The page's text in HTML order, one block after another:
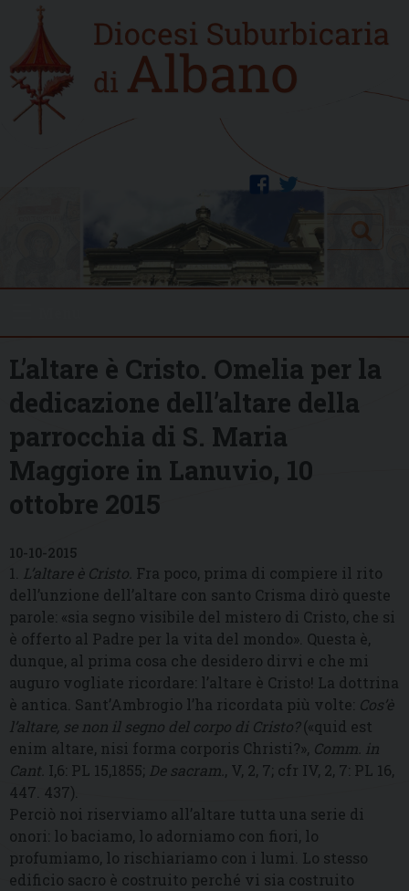
content
Home
new
twitter
facebook
Search
L’altare è Cristo. Omelia per la
dedicazione dell’altare della
parrocchia di S. Maria
Maggiore in Lanuvio, 10
ottobre 2015
10-10-2015
1. L’altare è Cristo. Fra poco, prima di compiere il rito
dell’unzione dell’altare con santo Crisma dirò queste
parole: «sia segno visibile del mistero di Cristo, che si
è offerto al Padre per la vita del mondo». Questa è,
dunque, al prima cosa che desidero dirvi e che mi
auguro vogliate ricordare: l’altare è Cristo! La dottrina
è antica. Sant’Ambrogio l’ha ricordata più volte: Cos’è
l’altare, se non il segno del corpo di Cristo?(«quid est
enim altare, nisi forma corporis Christi?», Comm. in
Cant. I,6: PL 15,1855; De sacram. , V, 2, 7; cfr IV, 2, 7: PL 16,
447. 437).
Perciò noi riserviamo all’altare tutta una serie di
onori: lo baciamo, lo adorniamo con fiori, lo
profumiamo, lo rischiariamo con i lumi. Lo stesso
edificio sacro è costruito perché vi sia costruito